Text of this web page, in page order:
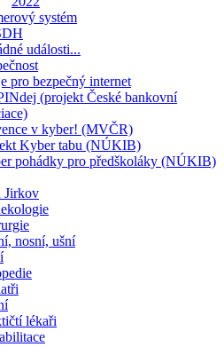
systém
události...
pro bezpečný internet
(projekt České bankovní
v kyber! (MVČR)
Kyber tabu (NÚKIB)
pohádky pro předškoláky (NÚKIB)
Jirkov
nosní, ušní
lékaři